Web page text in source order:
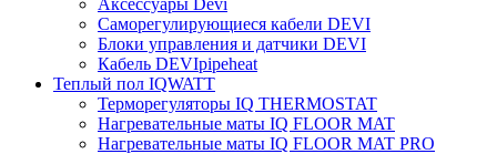
Аксессуары Devi
Саморегулирующиеся кабели DEVI
Блоки управления и датчики DEVI
Кабель DEVIpipeheat
Теплый пол IQWATT
Терморегуляторы IQ THERMOSTAT
Нагревательные маты IQ FLOOR MAT
Нагревательные маты IQ FLOOR MAT PRO